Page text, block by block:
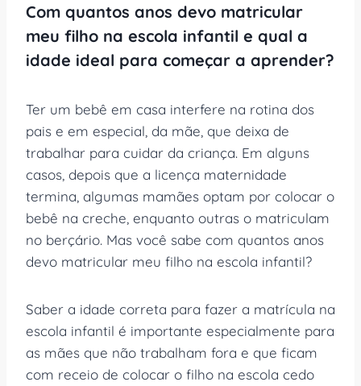
Com quantos anos devo matricular
meu filho na escola infantil e qual a
idade ideal para começar a aprender?
Ter um bebê em casa interfere na rotina dos
pais e em especial, da mãe, que deixa de
trabalhar para cuidar da criança. Em alguns
casos, depois que a licença maternidade
termina, algumas mamães optam por colocar o
bebê na creche, enquanto outras o matriculam
no berçário. Mas você sabe com quantos anos
devo matricular meu filho na escola infantil?
Saber a idade correta para fazer a matrícula na
escola infantil é importante especialmente para
as mães que não trabalham fora e que ficam
com receio de colocar o filho na escola cedo